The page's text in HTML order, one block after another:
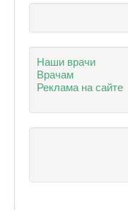
Наши врачи
Врачам
Реклама на сайте